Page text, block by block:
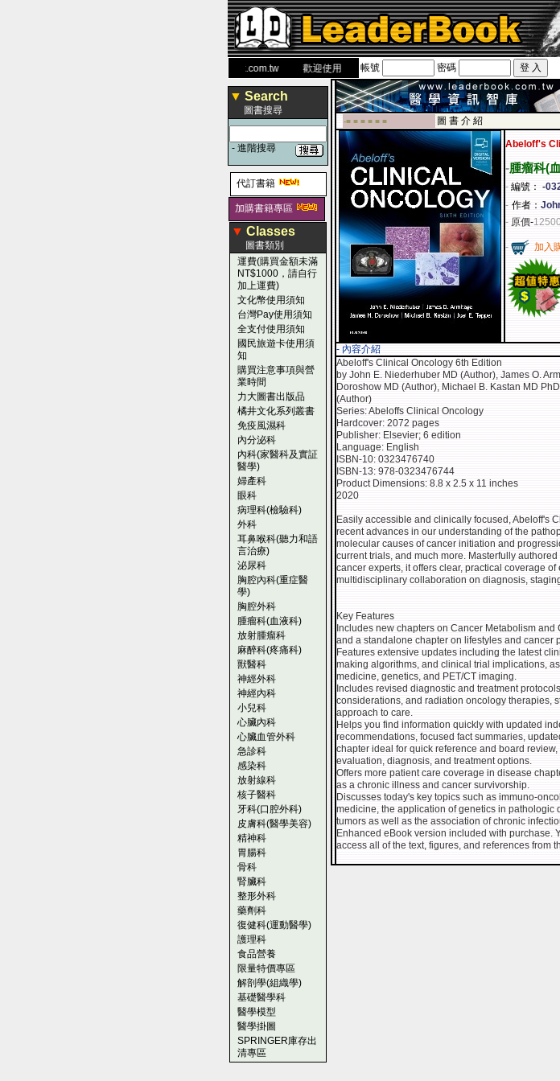
www.leaderbook.com.tw歡迎使用 國民旅遊卡！！
帳號 密碼
▼ Search
圖書搜尋
- 進階搜尋
代訂書籍
加購書籍專區
▼ Classes
圖書類別
運費(購買金額未滿
NT$1000，請自行
加上運費)
文化幣使用須知
台灣Pay使用須知
全支付使用須知
國民旅遊卡使用須
知
購買注意事項與營
業時間
力大圖書出版品
橘井文化系列叢書
免疫風濕科
內分泌科
內科(家醫科及實証
醫學)
婦產科
眼科
病理科(檢驗科)
外科
耳鼻喉科(聽力和語
言治療)
泌尿科
胸腔內科(重症醫
學)
胸腔外科
腫瘤科(血液科)
放射腫瘤科
麻醉科(疼痛科)
獸醫科
神經外科
神經內科
小兒科
心臟內科
心臟血管外科
急診科
感染科
放射線科
核子醫科
牙科(口腔外科)
皮膚科(醫學美容)
精神科
胃腸科
骨科
腎臟科
整形外科
藥劑科
復健科(運動醫學)
護理科
食品營養
限量特價專區
解剖學(組織學)
基礎醫學科
醫學模型
醫學掛圖
SPRINGER庫存出
清專區
-■ ■ ■ ■ ■ ■ 圖 書 介 紹
Abeloff's
-腫瘤科(
- 編號： -
- 作者：
- 原價-
- 加入
- 內容介紹
Abeloff's Clinical Oncology 6th Edition
by John E. Niederhuber MD (Author), James O.
Doroshow MD (Author), Michael B. Kastan MD
(Author)
Series: Abeloffs Clinical Oncology
Hardcover: 2072 pages
Publisher: Elsevier; 6 edition
Language: English
ISBN-10: 0323476740
ISBN-13: 978-0323476744
Product Dimensions: 8.8 x 2.5 x 11 inches
2020
Easily accessible and clinically focused, Abeloff's
recent advances in our understanding of the
molecular causes of cancer initiation and
current trials, and much more. Masterfully
cancer experts, it offers clear, practical coverage
multidisciplinary collaboration on diagnosis,
Key Features
Includes new chapters on Cancer Metabolism
and a standalone chapter on lifestyles and cancer
Features extensive updates including the latest
making algorithms, and clinical trial implications,
medicine, genetics, and PET/CT imaging.
Includes revised diagnostic and treatment
considerations, and radiation oncology therapies,
approach to care.
Helps you find information quickly with updated
recommendations, focused fact summaries,
chapter ideal for quick reference and board
evaluation, diagnosis, and treatment options.
Offers more patient care coverage in disease
as a chronic illness and cancer survivorship.
Discusses today's key topics such as immuno-
medicine, the application of genetics in pathologic
tumors as well as the association of chronic
Enhanced eBook version included with purchase.
access all of the text, figures, and references from